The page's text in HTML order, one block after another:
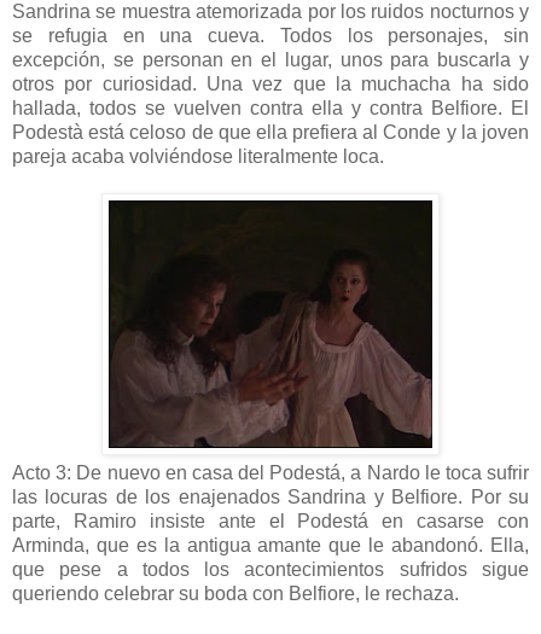
Sandrina se muestra atemorizada por los ruidos nocturnos y
se refugia en una cueva. Todos los personajes, sin
excepción, se personan en el lugar, unos para buscarla y
otros por curiosidad. Una vez que la muchacha ha sido
hallada, todos se vuelven contra ella y contra Belfiore. El
Podestà está celoso de que ella prefiera al Conde y la joven
pareja acaba volviéndose literalmente loca.
Acto 3: De nuevo en casa del Podestá, a Nardo le toca sufrir
las locuras de los enajenados Sandrina y Belfiore. Por su
parte, Ramiro insiste ante el Podestá en casarse con
Arminda, que es la antigua amante que le abandonó. Ella,
que pese a todos los acontecimientos sufridos sigue
queriendo celebrar su boda con Belfiore, le rechaza.